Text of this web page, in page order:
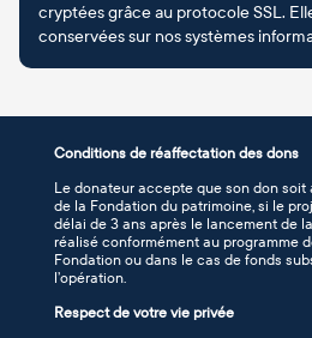
cryptées grâce au protocole SSL.
conservées sur nos systèmes
Conditions de réaffectation des dons
Le donateur accepte que son don soit
de la Fondation du patrimoine, si le
délai de 3 ans après le lancement de la
réalisé conformément au programme
Fondation ou dans le cas de fonds
l’opération.
Respect de votre vie privée